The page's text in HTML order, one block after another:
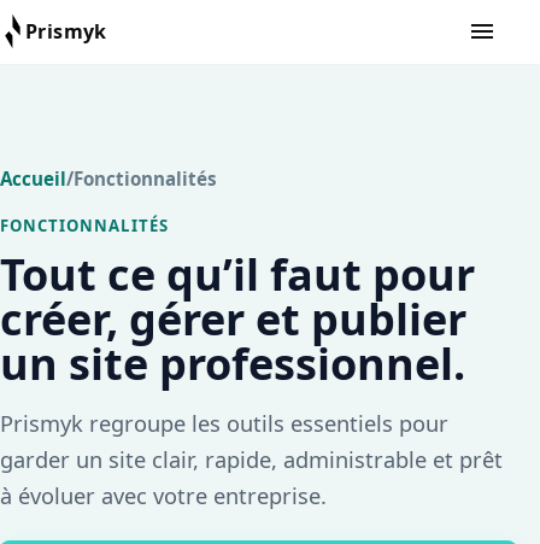
Prismyk
Prismyk 显示/隐
Accueil/Fonctionnalités
FONCTIONNALITÉS
Tout ce qu’il faut pour
créer, gérer et publier
un site professionnel.
Prismyk regroupe les outils essentiels pour
garder un site clair, rapide, administrable et prêt
à évoluer avec votre entreprise.